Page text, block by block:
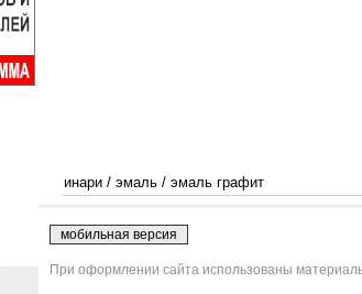
инари / эмаль / эмаль графит
При оформлении сайта использованы